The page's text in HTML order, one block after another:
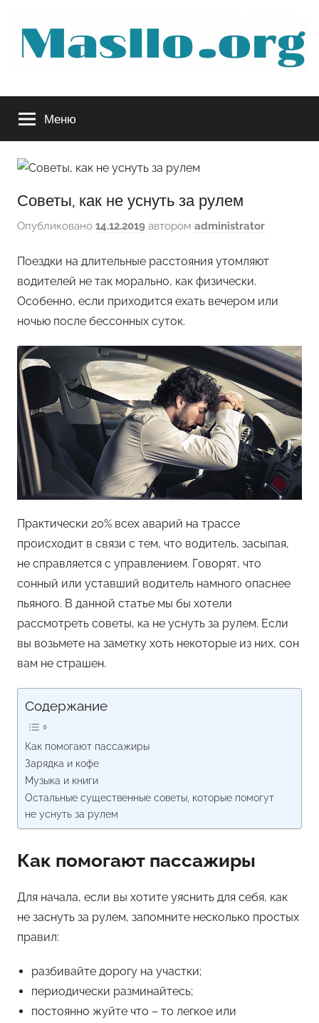
содержимому
Руководство
по
обслуживанию
вашего
Меню
Советы, как не уснуть за рулем
Опубликовано 14.12.2019 автором administrator
Поездки на длительные расстояния утомляют
водителей не так морально, как физически.
Особенно, если приходится ехать вечером или
ночью после бессонных суток.
Практически 20% всех аварий на трассе
происходит в связи с тем, что водитель, засыпая,
не справляется с управлением. Говорят, что
сонный или уставший водитель намного опаснее
пьяного. В данной статье мы бы хотели
рассмотреть советы, ка не уснуть за рулем. Если
вы возьмете на заметку хоть некоторые из них, сон
вам не страшен.
Содержание
Как помогают пассажиры
Зарядка и кофе
Музыка и книги
Остальные существенные советы, которые помогут
не уснуть за рулем
Как помогают пассажиры
Для начала, если вы хотите уяснить для себя, как
не заснуть за рулем, запомните несколько простых
правил:
разбивайте дорогу на участки;
периодически разминайтесь;
постоянно жуйте что – то легкое или